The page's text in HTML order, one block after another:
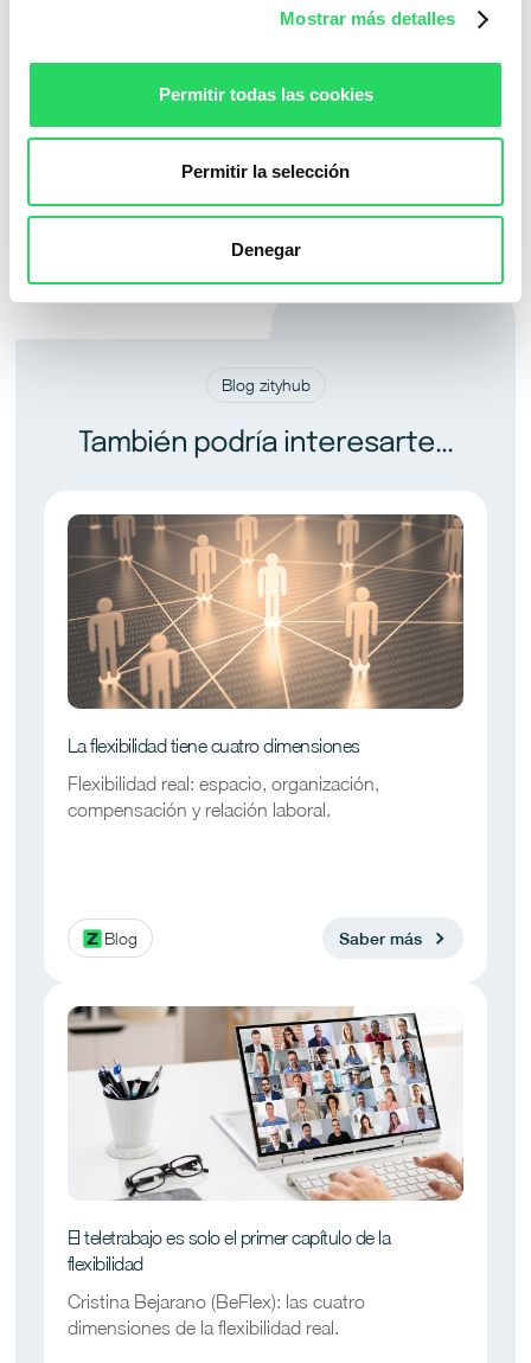
Mostrar más detalles
Permitir todas las cookies
Permitir la selección
Denegar
organizaciones que están redefiniendo cómo y dónde
Suscríbete a El espacio líquido →
Blog zityhub
También podría interesarte...
La flexibilidad tiene cuatro dimensiones
Flexibilidad real: espacio, organización,
compensación y relación laboral.
Blog Saber más
El teletrabajo es solo el primer capítulo de la
flexibilidad
Cristina Bejarano (BeFlex): las cuatro
dimensiones de la flexibilidad real.